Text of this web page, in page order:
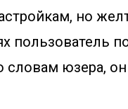
но
пользователь
словам юзера,